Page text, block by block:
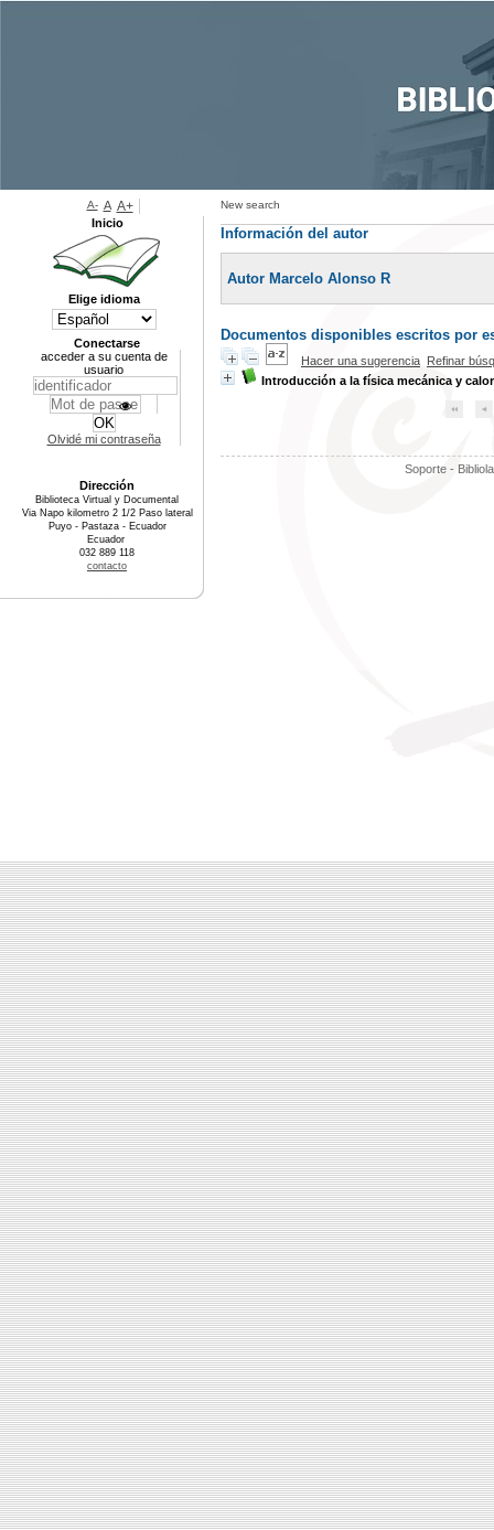
New search
Información del autor
Autor Marcelo Alonso R
Documentos disponibles escritos por
Hacer una sugerencia Refinar
Introducción a la física mecánica y calor
Soporte -
A- A A+
Inicio
Elige idioma
Conectarse
acceder a su cuenta de
usuario
Olvidé mi contraseña
Dirección
Biblioteca Virtual y Documental
Via Napo kilometro 2 1/2 Paso lateral
Puyo - Pastaza - Ecuador
Ecuador
032 889 118
contacto